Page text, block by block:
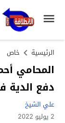
الرئيسية خاص
المحامي
دفع الدية
علي الشيخ
2 يوليو 2022